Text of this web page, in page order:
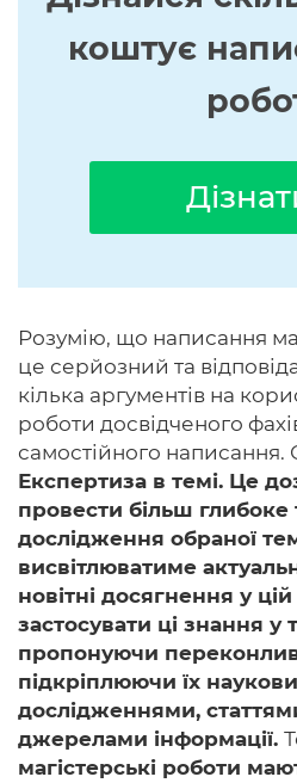
коштує
Розумію, що написання
це серйозний та
кілька аргументів на
роботи досвідченого
самостійного написання.
Експертиза в темі. Це
провести більш глибоке
дослідження обраної
висвітлюватиме
новітні досягнення у
застосувати ці знання у
пропонуючи
підкріплюючи їх
дослідженнями,
джерелами інформації.
магістерські роботи